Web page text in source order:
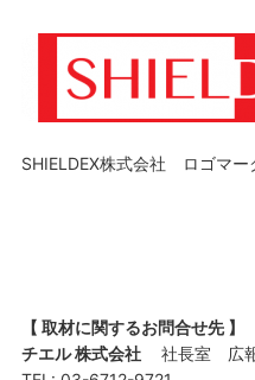
SHIELDEX株式会社 ロゴマー
【 取材に関するお問合せ先 】
チエル 株式会社 社長室 広